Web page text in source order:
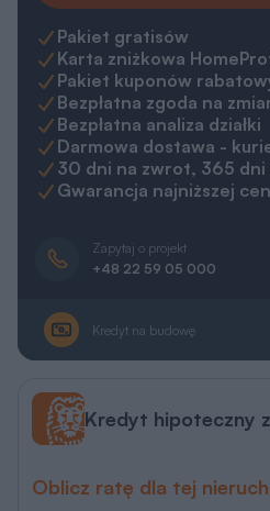
Pakiet gratisów
Karta zniżkowa
Pakiet kuponów
Bezpłatna zgoda na
Bezpłatna analiza działki
Darmowa dostawa -
30 dni na zwrot, 365 dni
Gwarancja najniższej
Zapytaj o projekt
+48 22 59 05 000
Kredyt na budowę
Kredyt hipoteczny
Oblicz ratę dla tej